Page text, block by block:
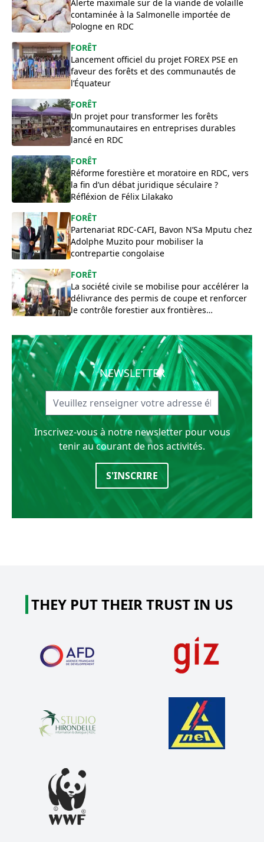
Alerte maximale sur de la viande de volaille
contaminée à la Salmonelle importée de
Pologne en RDC
FORÊT
Lancement officiel du projet FOREX PSE en
faveur des forêts et des communautés de
l’Équateur
FORÊT
Un projet pour transformer les forêts
communautaires en entreprises durables
lancé en RDC
FORÊT
Réforme forestière et moratoire en RDC, vers
la fin d’un débat juridique séculaire ?
Réfléxion de Félix Lilakako
FORÊT
Partenariat RDC-CAFI, Bavon N’Sa Mputu chez
Adolphe Muzito pour mobiliser la
contrepartie congolaise
FORÊT
La société civile se mobilise pour accélérer la
délivrance des permis de coupe et renforcer
le contrôle forestier aux frontières
NEWSLETTER
Inscrivez-vous à notre newsletter pour vous
tenir au courant de nos activités.
S'INSCRIRE
THEY PUT THEIR TRUST IN US